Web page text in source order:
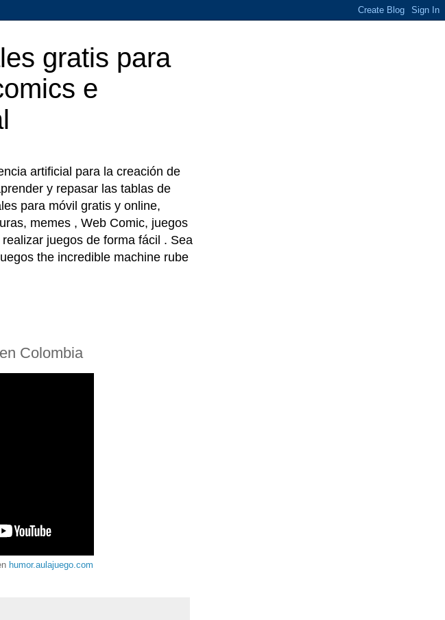
gratis para
e
artificial para la creación de
y repasar las tablas de
para móvil gratis y online,
memes , Web Comic, juegos
juegos de forma fácil . Sea
the incredible machine rube
Colombia
humor.aulajuego.com